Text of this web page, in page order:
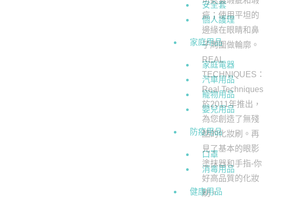
安全套
個人護理
家庭用品
家庭電器
汽車用品
寵物用品
嬰兒用品
防疫用品
口罩
消毒用品
健康用品